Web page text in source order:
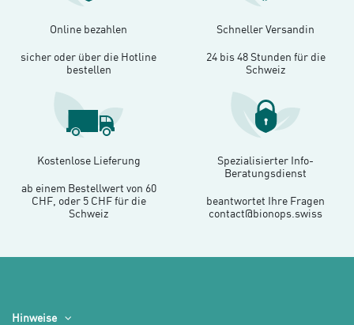
Online bezahlen
sicher oder über die Hotline
bestellen
Schneller Versandin
24 bis 48 Stunden für die
Schweiz
Kostenlose Lieferung
ab einem Bestellwert von 60
CHF, oder 5 CHF für die
Schweiz
Spezialisierter Info-
Beratungsdienst
beantwortet Ihre Fragen
contact@bionops.swiss
Hinweise